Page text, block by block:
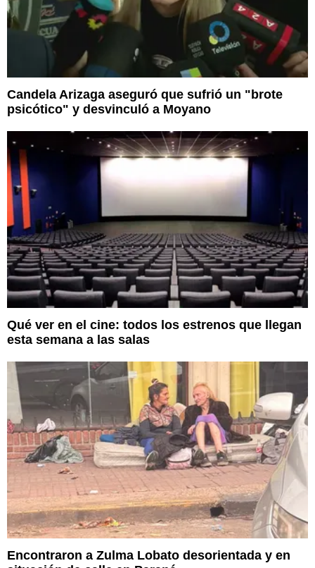
Candela Arizaga aseguró que sufrió un "brote
psicótico" y desvinculó a Moyano
Qué ver en el cine: todos los estrenos que llegan
esta semana a las salas
Encontraron a Zulma Lobato desorientada y en